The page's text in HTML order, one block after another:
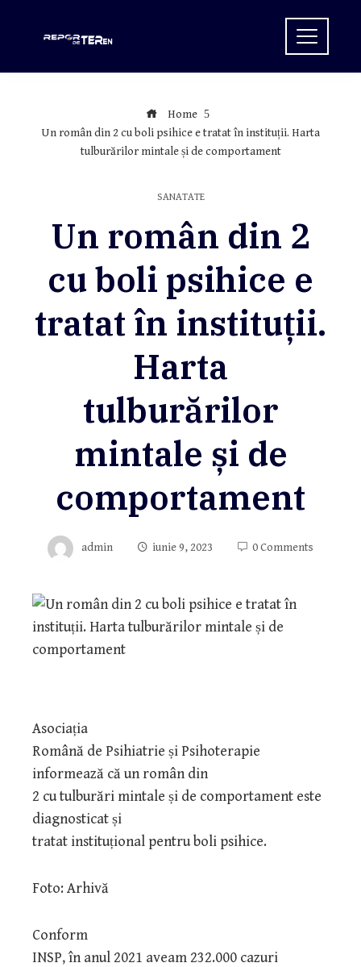
Home
Un român din 2 cu boli psihice e tratat în instituții. Harta
tulburărilor mintale și de comportament
SANATATE
Un român din 2
cu boli psihice e
tratat în instituții.
Harta
tulburărilor
mintale și de
comportament
admin iunie 9, 2023 0 Comments
Asociația
Română de Psihiatrie și Psihoterapie
informează că un român din
2 cu tulburări mintale și de comportament este
diagnosticat și
tratat instituțional pentru boli psihice.
Foto: Arhivă
Conform
INSP, în anul 2021 aveam 232.000 cazuri